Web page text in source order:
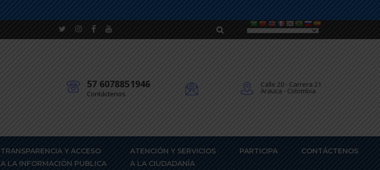
57 6078851946
Contáctenos
Calle 20 - Carrera 21
Arauca - Colombia
TRANSPARENCIA Y ACCESO
A LA INFORMACIÓN PUBLICA
ATENCIÓN Y SERVICIOS
A LA CIUDADANÍA
PARTICIPA CONTÁCTENOS